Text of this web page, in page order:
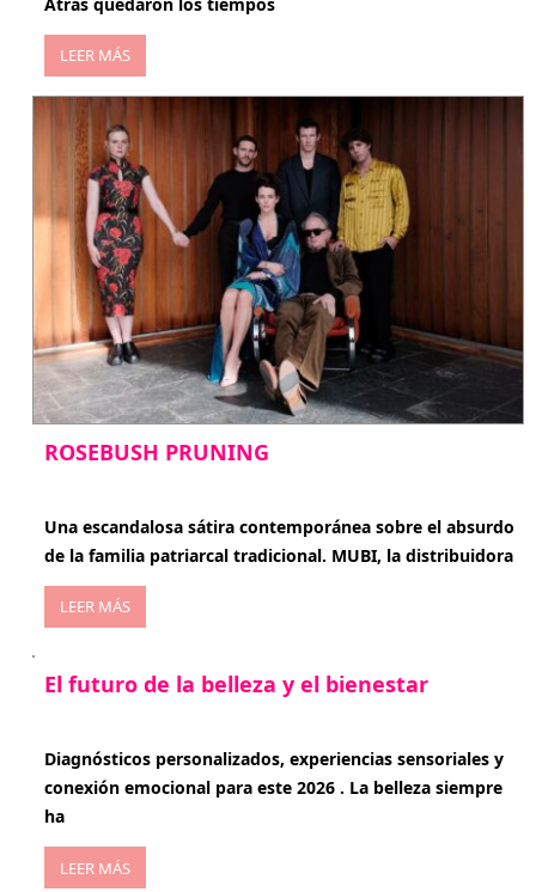
LEER MÁS
ROSEBUSH PRUNING
Una escandalosa sátira contemporánea sobre el absurdo
de la familia patriarcal tradicional. MUBI, la distribuidora
LEER MÁS
El futuro de la belleza y el bienestar
Diagnósticos personalizados, experiencias sensoriales y
conexión emocional para este 2026 . La belleza siempre
ha
LEER MÁS